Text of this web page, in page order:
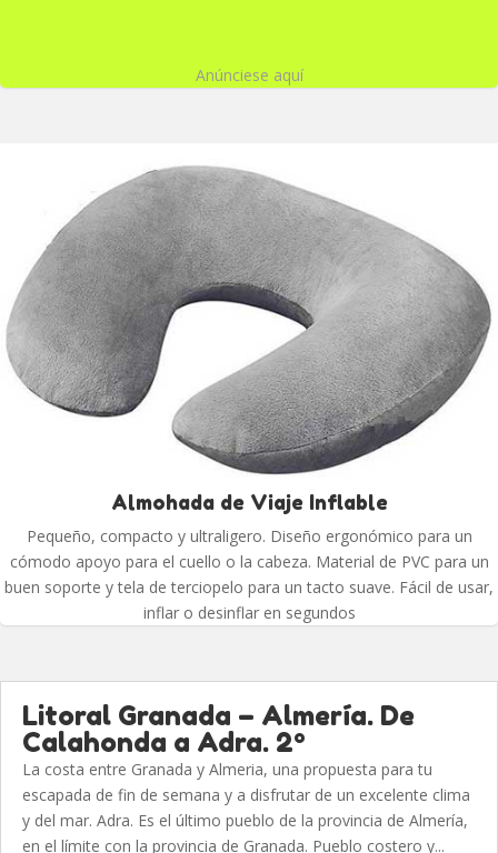
Anúnciese aquí
Almohada de Viaje Inflable
Pequeño, compacto y ultraligero. Diseño ergonómico para un
cómodo apoyo para el cuello o la cabeza. Material de PVC para un
buen soporte y tela de terciopelo para un tacto suave. Fácil de usar,
inflar o desinflar en segundos
Litoral Granada – Almería. De
Calahonda a Adra. 2º
La costa entre Granada y Almeria, una propuesta para tu
escapada de fin de semana y a disfrutar de un excelente clima
y del mar. Adra. Es el último pueblo de la provincia de Almería,
en el límite con la provincia de Granada. Pueblo costero y...